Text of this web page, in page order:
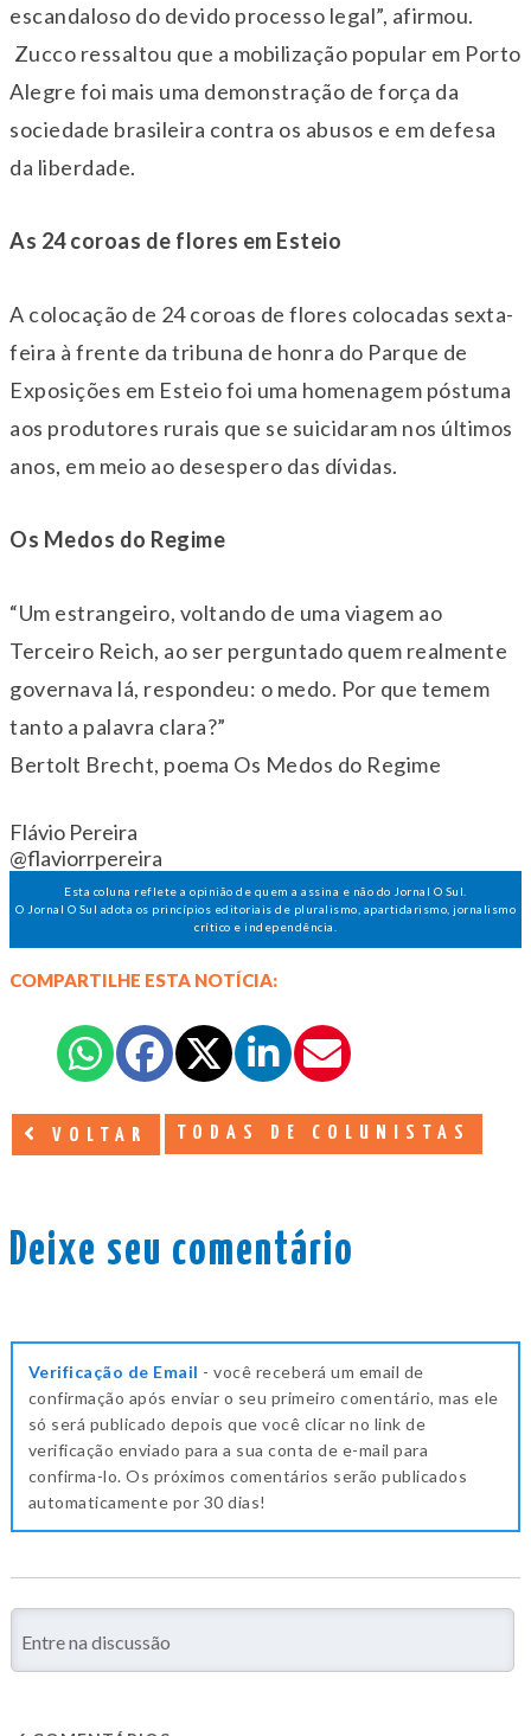
escandaloso do devido processo legal”, afirmou.
Zucco ressaltou que a mobilização popular em Porto
Alegre foi mais uma demonstração de força da
sociedade brasileira contra os abusos e em defesa
da liberdade.
As 24 coroas de flores em Esteio
A colocação de 24 coroas de flores colocadas sexta-
feira à frente da tribuna de honra do Parque de
Exposições em Esteio foi uma homenagem póstuma
aos produtores rurais que se suicidaram nos últimos
anos, em meio ao desespero das dívidas.
Os Medos do Regime
“Um estrangeiro, voltando de uma viagem ao
Terceiro Reich, ao ser perguntado quem realmente
governava lá, respondeu: o medo. Por que temem
tanto a palavra clara?”
Bertolt Brecht, poema Os Medos do Regime
Flávio Pereira
@flaviorrpereira
Esta coluna reflete a opinião de quem a assina e não do Jornal O Sul.
O Jornal O Sul adota os princípios editoriais de pluralismo, apartidarismo, jornalismo
crítico e independência.
COMPARTILHE ESTA NOTÍCIA:
VOLTAR TODAS DE COLUNISTAS
Deixe seu comentário
Verificação de Email - você receberá um email de
confirmação após enviar o seu primeiro comentário, mas ele
só será publicado depois que você clicar no link de
verificação enviado para a sua conta de e-mail para
confirma-lo. Os próximos comentários serão publicados
automaticamente por 30 dias!